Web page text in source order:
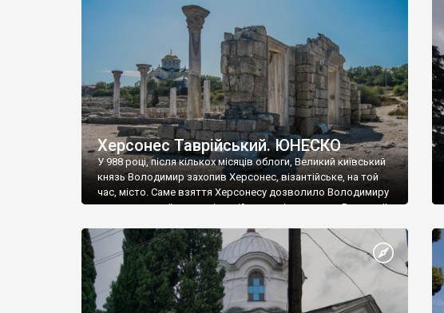
візантійської доби. Раритети викрадені з фондів об’єкту
культурної спадщини ЮНЕСКО «Херсонеса Таврійського».
Офіційно – на виставку «Золото Візантії», але експерти та
влада в Україні вважають це лише […]
Херсонес Таврійський. ЮНЕСКО
У 988 році, після кількох місяців облоги, Великий київський
князь Володимир захопив Херсонес, візантійське, на той
час, місто. Саме взяття Херсонесу дозволило Володимиру
диктувати свої умови візантійському імператору Василю ІІ,
Херсонесі Володимир-язичник, став Василем-
християнином. А потім було Хрещення Русі. На честь
Херсонесу Таврійського названо місто […]